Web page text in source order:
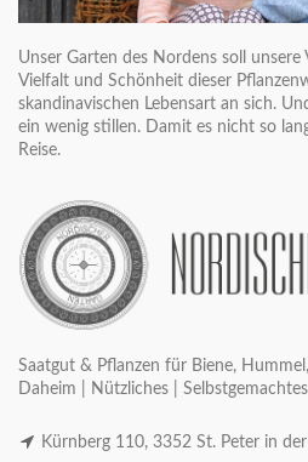
Unser Garten des Nordens soll unsere
Vielfalt und Schönheit dieser
skandinavischen Lebensart an sich.
ein wenig stillen. Damit es nicht so
Reise.
Saatgut & Pflanzen für Biene,
Daheim | Nützliches | Selbstgemachtes
Kürnberg 110, 3352 St. Peter in